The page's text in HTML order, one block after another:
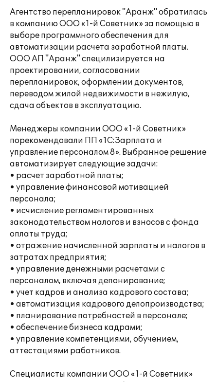
Агентство перепланировок "Аранж" обратилась
в компанию ООО «1-й Советник» за помощью в
выборе программного обеспечения для
автоматизации расчета заработной платы.
ООО АП "Аранж" специлизируется на
проектировании, согласовании
перепланировок, оформлении документов,
переводом жилой недвижимости в нежилую,
сдача объектов в эксплуатацию.
Менеджеры компании ООО «1-й Советник»
порекомендовали ПП «1С:Зарплата и
управление персоналом 8». Выбранное решение
автоматизирует следующие задачи:
• расчет заработной платы;
• управление финансовой мотивацией
персонала;
• исчисление регламентированных
законодательством налогов и взносов с фонда
оплаты труда;
• отражение начисленной зарплаты и налогов в
затратах предприятия;
• управление денежными расчетами с
персоналом, включая депонирование;
• учет кадров и анализа кадрового состава;
• автоматизация кадрового делопроизводства;
• планирование потребностей в персонале;
• обеспечение бизнеса кадрами;
• управление компетенциями, обучением,
аттестациями работников.
Специалисты компании ООО «1-й Советник»